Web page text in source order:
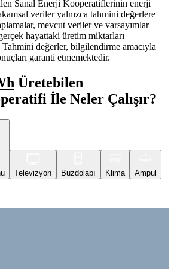
Sanal Enerji Kooperatiflerinin enerji
veriler yalnızca tahmini değerlere
mevcut veriler ve varsayımlar
gerçek hayattaki üretim miktarları
değerler, bilgilendirme amacıyla
garanti etmemektedir.
Üretebilen
İle Neler Çalışır?
Televizyon Buzdolabı Klima Ampul